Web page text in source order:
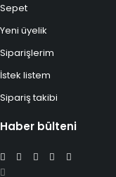
Sepet
Yeni üyelik
Siparişlerim
İstek listem
Sipariş takibi
Haber bülteni